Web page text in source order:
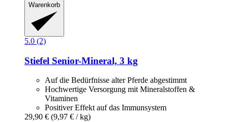
Warenkorb
5.0 (2)
Stiefel Senior-​Mineral, 3 kg
Auf die Bedürfnisse alter Pferde abgestimmt
Hochwertige Versorgung mit Mineralstoffen &
Vitaminen
Positiver Effekt auf das Immunsystem
29,90 € (9,97 € / kg)